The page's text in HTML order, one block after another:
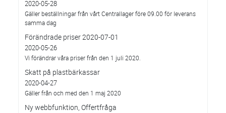
2020-05-28
Gäller beställningar från vårt Centrallager före 09.00 för leverans
samma dag
Förändrade priser 2020-07-01
2020-05-26
Vi förändrar våra priser från den 1 juli 2020.
Skatt på plastbärkassar
2020-04-27
Gäller från och med den 1 maj 2020
Ny webbfunktion, Offertfråga